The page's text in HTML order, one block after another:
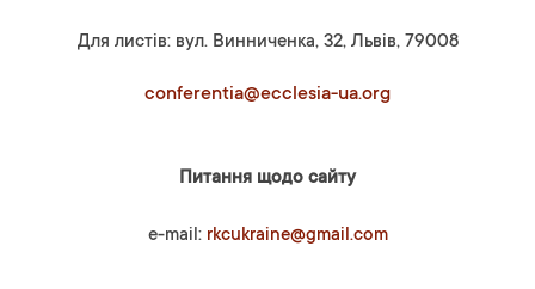
Для листів: вул. Винниченка, 32, Львів, 79008
conferentia@ecclesia-ua.org
Питання щодо сайту
e-mail: rkcukraine@gmail.com